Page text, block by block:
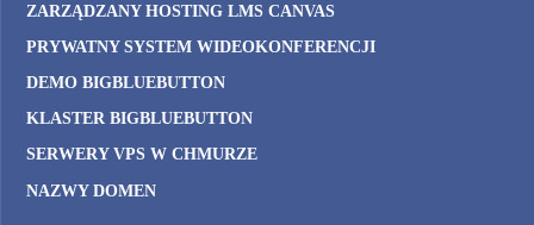
ZARZĄDZANY HOSTING LMS CANVAS
PRYWATNY SYSTEM WIDEOKONFERENCJI
DEMO BIGBLUEBUTTON
KLASTER BIGBLUEBUTTON
SERWERY VPS W CHMURZE
NAZWY DOMEN